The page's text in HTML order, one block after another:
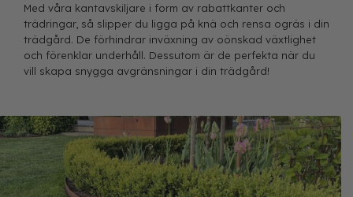
Med våra kantavskiljare i form av rabattkanter och
trädringar, så slipper du ligga på knä och rensa ogräs i din
trädgård. De förhindrar inväxning av oönskad växtlighet
och förenklar underhåll. Dessutom är de perfekta när du
vill skapa snygga avgränsningar i din trädgård!